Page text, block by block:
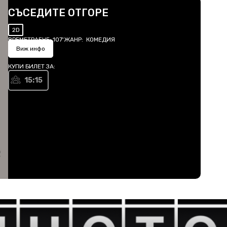
СЪСЕДИТЕ ОТГОРЕ
2D
ВРЕМЕТРАЕНЕ: 107'ЖАНР: КОМЕДИЯ
Виж инфо
КУПИ БИЛЕТ ЗА:
15:15